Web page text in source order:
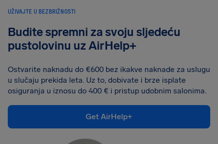
UŽIVAJTE U BEZBRIŽNOSTI
Budite spremni za svoju sljedeću
pustolovinu uz AirHelp+
Ostvarite naknadu do €600 bez ikakve naknade za uslugu
u slučaju prekida leta. Uz to, dobivate i brze isplate
osiguranja u iznosu do 400 € i pristup udobnim salonima.
Get AirHelp+